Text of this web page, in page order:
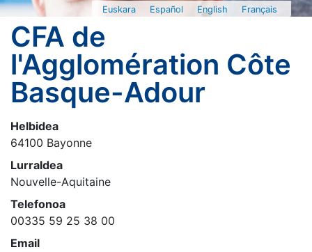
Euskara Español English Français
CFA de
l'Agglomération Côte
Basque-Adour
Helbidea
64100 Bayonne
Lurraldea
Nouvelle-Aquitaine
Telefonoa
00335 59 25 38 00
Email